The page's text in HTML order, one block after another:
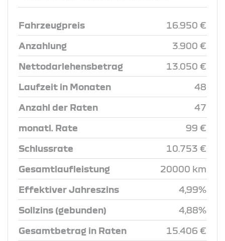
Fahrzeugpreis 16.950 €
Anzahlung 3.900 €
Nettodarlehensbetrag 13.050 €
Laufzeit in Monaten 48
Anzahl der Raten 47
monatl. Rate 99 €
Schlussrate 10.753 €
Gesamtlaufleistung 20000 km
Effektiver Jahreszins 4,99%
Sollzins (gebunden) 4,88%
Gesamtbetrag in Raten 15.406 €